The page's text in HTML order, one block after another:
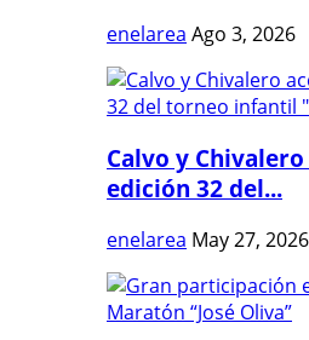
enelarea Ago 3, 2026
Calvo y
edición 32 del...
enelarea May 27, 2026